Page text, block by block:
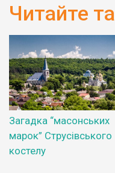
Читайте
Загадка “масонських
марок” Струсівського
костелу